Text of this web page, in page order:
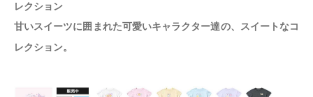
レクション
甘いスイーツに囲まれた可愛いキャラクター達の、スイートなコ
レクション。